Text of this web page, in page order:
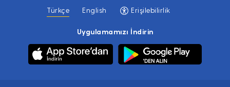
Türkçe English Erişilebilirlik
Uygulamamızı İndirin